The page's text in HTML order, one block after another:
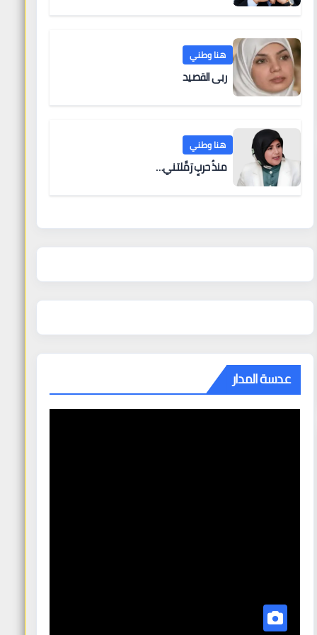
هنا وطني
ربى القصيد
هنا وطني
منذُ حربٍ رَمَّلتني…
عدسة المدار